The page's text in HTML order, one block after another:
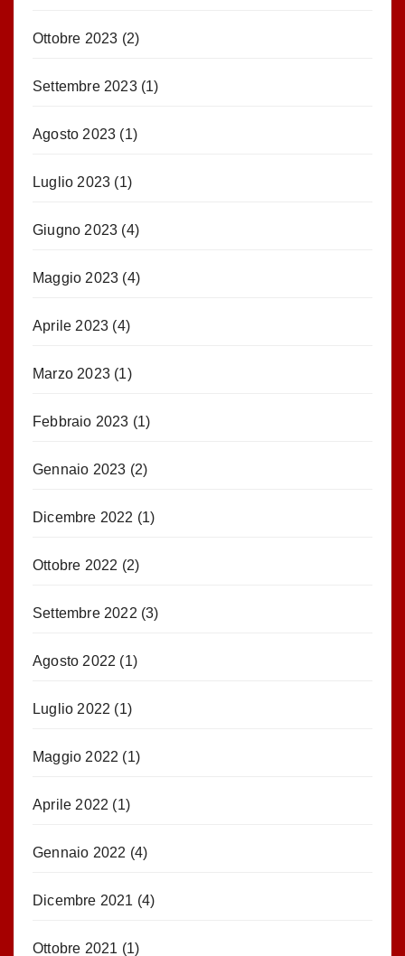
Ottobre 2023 (2)
Settembre 2023(1)
Agosto 2023 (1)
Luglio 2023 (1)
Giugno 2023 (4)
Maggio 2023 (4)
Aprile 2023 (4)
Marzo 2023 (1)
Febbraio 2023 (1)
Gennaio 2023 (2)
Dicembre 2022 (1)
Ottobre 2022 (2)
Settembre 2022 (3)
Agosto 2022 (1)
Luglio 2022 (1)
Maggio 2022 (1)
Aprile 2022 (1)
Gennaio 2022 (4)
Dicembre 2021 (4)
Ottobre 2021 (1)